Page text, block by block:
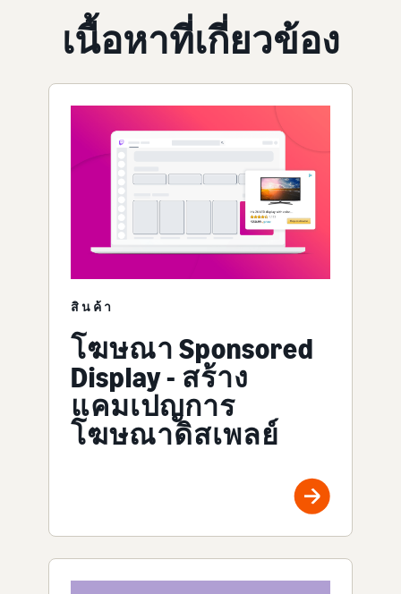
เนื้อหาที่เกี่ยวข้อง
สินค้า
โฆษณา Sponsored
Display - สร้าง
แคมเปญการ
โฆษณาดิสเพลย์